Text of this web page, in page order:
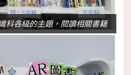
科各級的主題，閱讀相關書籍